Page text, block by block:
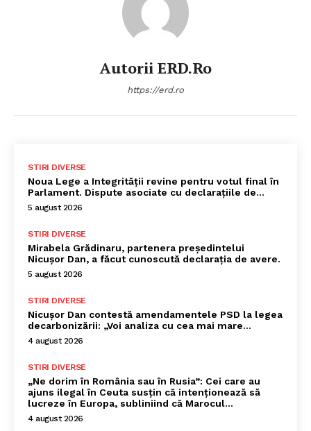
Autorii ERD.ro
https://erd.ro
STIRI DIVERSE
Noua Lege a Integrității revine pentru votul final în
Parlament. Dispute asociate cu declarațiile de…
5 august 2026
STIRI DIVERSE
Mirabela Grădinaru, partenera președintelui
Nicușor Dan, a făcut cunoscută declarația de avere.
5 august 2026
STIRI DIVERSE
Nicușor Dan contestă amendamentele PSD la legea
decarbonizării: „Voi analiza cu cea mai mare…
4 august 2026
STIRI DIVERSE
„Ne dorim în România sau în Rusia”: Cei care au
ajuns ilegal în Ceuta susțin că intenționează să
lucreze în Europa, subliniind că Marocul...
4 august 2026